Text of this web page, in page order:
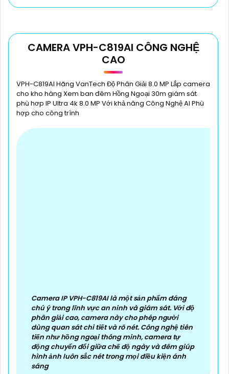
CAMERA VPH-C819AI CÔNG NGHỆ
CAO
VPH-C819AI Hãng VanTech Độ Phân Giải 8.0 MP Lắp camera
cho kho hàng Xem ban đêm Hồng Ngoại 30m giám sát
phù hơp IP Ultra 4k 8.0 MP Với khả năng Công Nghệ AI Phù
hợp cho công trình
Camera IP VPH-C819AI là một sản phẩm đáng
chú ý trong lĩnh vực an ninh và giám sát. Với độ
phân giải cao, camera này cho phép người
dùng quan sát chi tiết và rõ nét. Công nghệ tiên
tiến như hồng ngoại thông minh, camera tự
động chuyển đổi giữa chế độ ngày và đêm giúp
hình ảnh luôn sắc nét trong mọi điều kiện ánh
sáng